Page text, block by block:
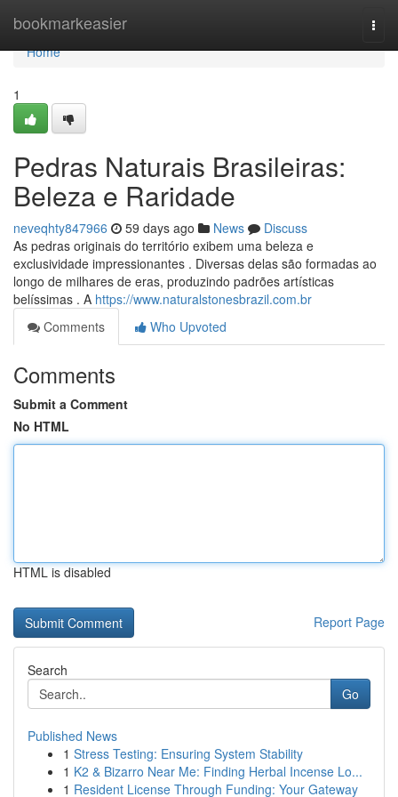
bookmarkeasier
Home
Home
1
Pedras Naturais Brasileiras:
Beleza e Raridade
neveqhty847966 59 days ago News
Discuss
As pedras originais do território exibem uma beleza e
exclusividade impressionantes . Diversas delas são formadas ao
longo de milhares de eras, produzindo padrões artísticas
belíssimas . A https://www.naturalstonesbrazil.com.br
Comments
Who Upvoted
Comments
Submit a Comment
No HTML
HTML is disabled
Report Page
Search
Go
Published News
1 Stress Testing: Ensuring System Stability
1 K2 & Bizarro Near Me: Finding Herbal Incense Lo...
1 Resident License Through Funding: Your Gateway